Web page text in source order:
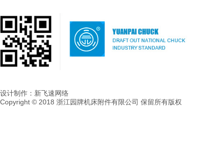
设计制作：新飞速网络
Copyright © 2018 浙江园牌机床附件有限公司 保留所有版权